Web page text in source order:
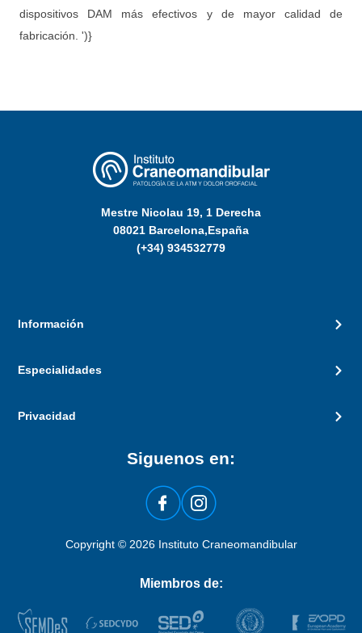
dispositivos DAM más efectivos y de mayor calidad de
fabricación. ')}
Mestre Nicolau 19, 1 Derecha
08021 Barcelona,España
(+34) 934532779
Información
Especialidades
Privacidad
Siguenos en:
Copyright © 2026 Instituto Craneomandibular
Miembros de: